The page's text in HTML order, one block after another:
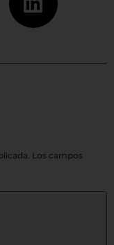
Los campos